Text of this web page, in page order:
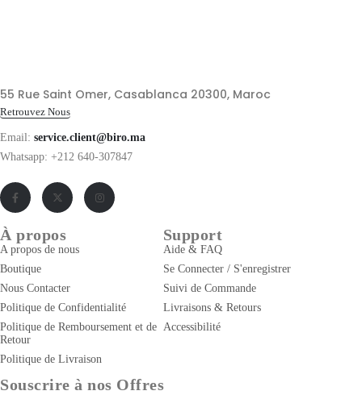
55 Rue Saint Omer, Casablanca 20300, Maroc
Retrouvez Nous
Email: service.client@biro.ma
Whatsapp: +212 640-307847
À propos
A propos de nous
Boutique
Nous Contacter
Politique de Confidentialité
Politique de Remboursement et de
Retour
Politique de Livraison
Support
Aide & FAQ
Se Connecter / S'enregistrer
Suivi de Commande
Livraisons & Retours
Accessibilité
Souscrire à nos Offres